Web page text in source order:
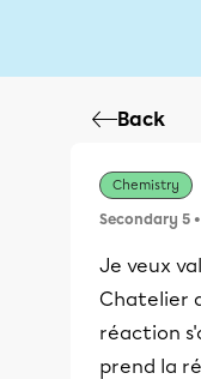
Back
Chemistry
Secondary 5
Je veux
Chatelier
réaction
prend la